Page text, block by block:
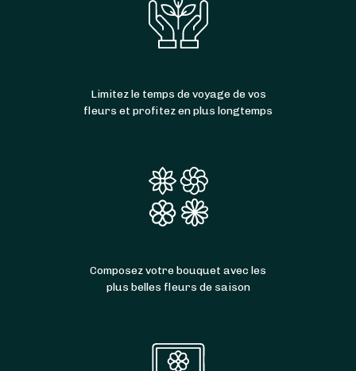
Limitez le temps de voyage de vos
fleurs et profitez en plus longtemps
Composez votre bouquet avec les
plus belles fleurs de saison